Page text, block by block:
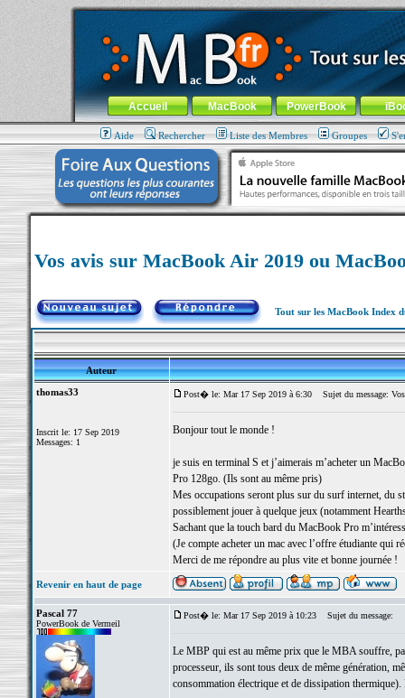
MacBook-fr.com : 100% Apple... 100% nomade !
Aller au contenu-Aller au menu général-Aller au menu de
Menu général
Accueil MacBook PowerBook
Aide Rechercher Liste des Membres Groupes
Vos avis sur MacBook Air 2019 ou
Tout sur les MacBook Index
Auteur
thomas33
Inscrit le: 17 Sep 2019
Messages: 1
Post� le: Mar 17 Sep 2019 à 6:30 Sujet du message:
Bonjour tout le monde !
je suis en terminal S et j’aimerais m’acheter un
Pro 128go. (Ils sont au même pris)
Mes occupations seront plus sur du surf internet, du
possiblement jouer à quelque jeux (notamment
Sachant que la touch bard du MacBook Pro
(Je compte acheter un mac avec l’offre étudiante qui
Merci de me répondre au plus vite et bonne journée !
Revenir en haut de page
Pascal 77
PowerBook de Vermeil
Post� le: Mar 17 Sep 2019 à 10:23 Sujet du message:
Le MBP qui est au même prix que le MBA souffre,
processeur, ils sont tous deux de même génération,
consommation électrique et de dissipation